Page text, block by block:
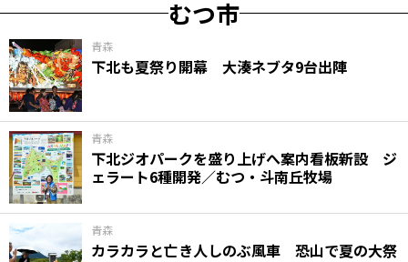
むつ市
青森
下北も夏祭り開幕 大湊ネブタ9台出陣
青森
下北ジオパークを盛り上げへ案内看板新設 ジ
ェラート6種開発／むつ・斗南丘牧場
青森
カラカラと亡き人しのぶ風車 恐山で夏の大祭